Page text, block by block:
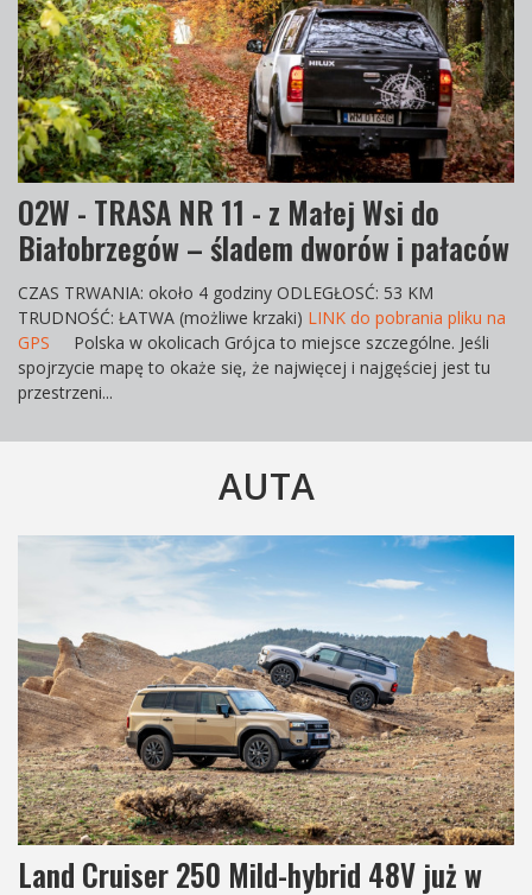
O2W - TRASA NR 11 - z Małej Wsi do
Białobrzegów – śladem dworów i pałaców
CZAS TRWANIA: około 4 godziny ODLEGŁOSĆ: 53 KM
TRUDNOŚĆ: ŁATWA (możliwe krzaki) LINK do pobrania pliku na
GPS
Polska w okolicach Grójca to miejsce szczególne. Jeśli
spojrzycie mapę to okaże się, że najwięcej i najgęściej jest tu
przestrzeni...
AUTA
Land Cruiser 250 Arctic Trucks AT37